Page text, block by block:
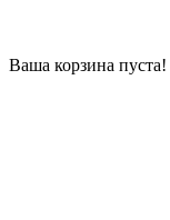
Ваша корзина пуста!